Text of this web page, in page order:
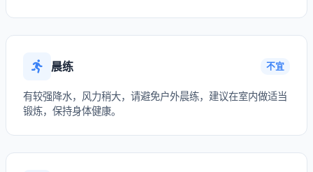
晨练 不宜
有较强降水，风力稍大，请避免户外晨练，建议在室内做适当
锻炼，保持身体健康。